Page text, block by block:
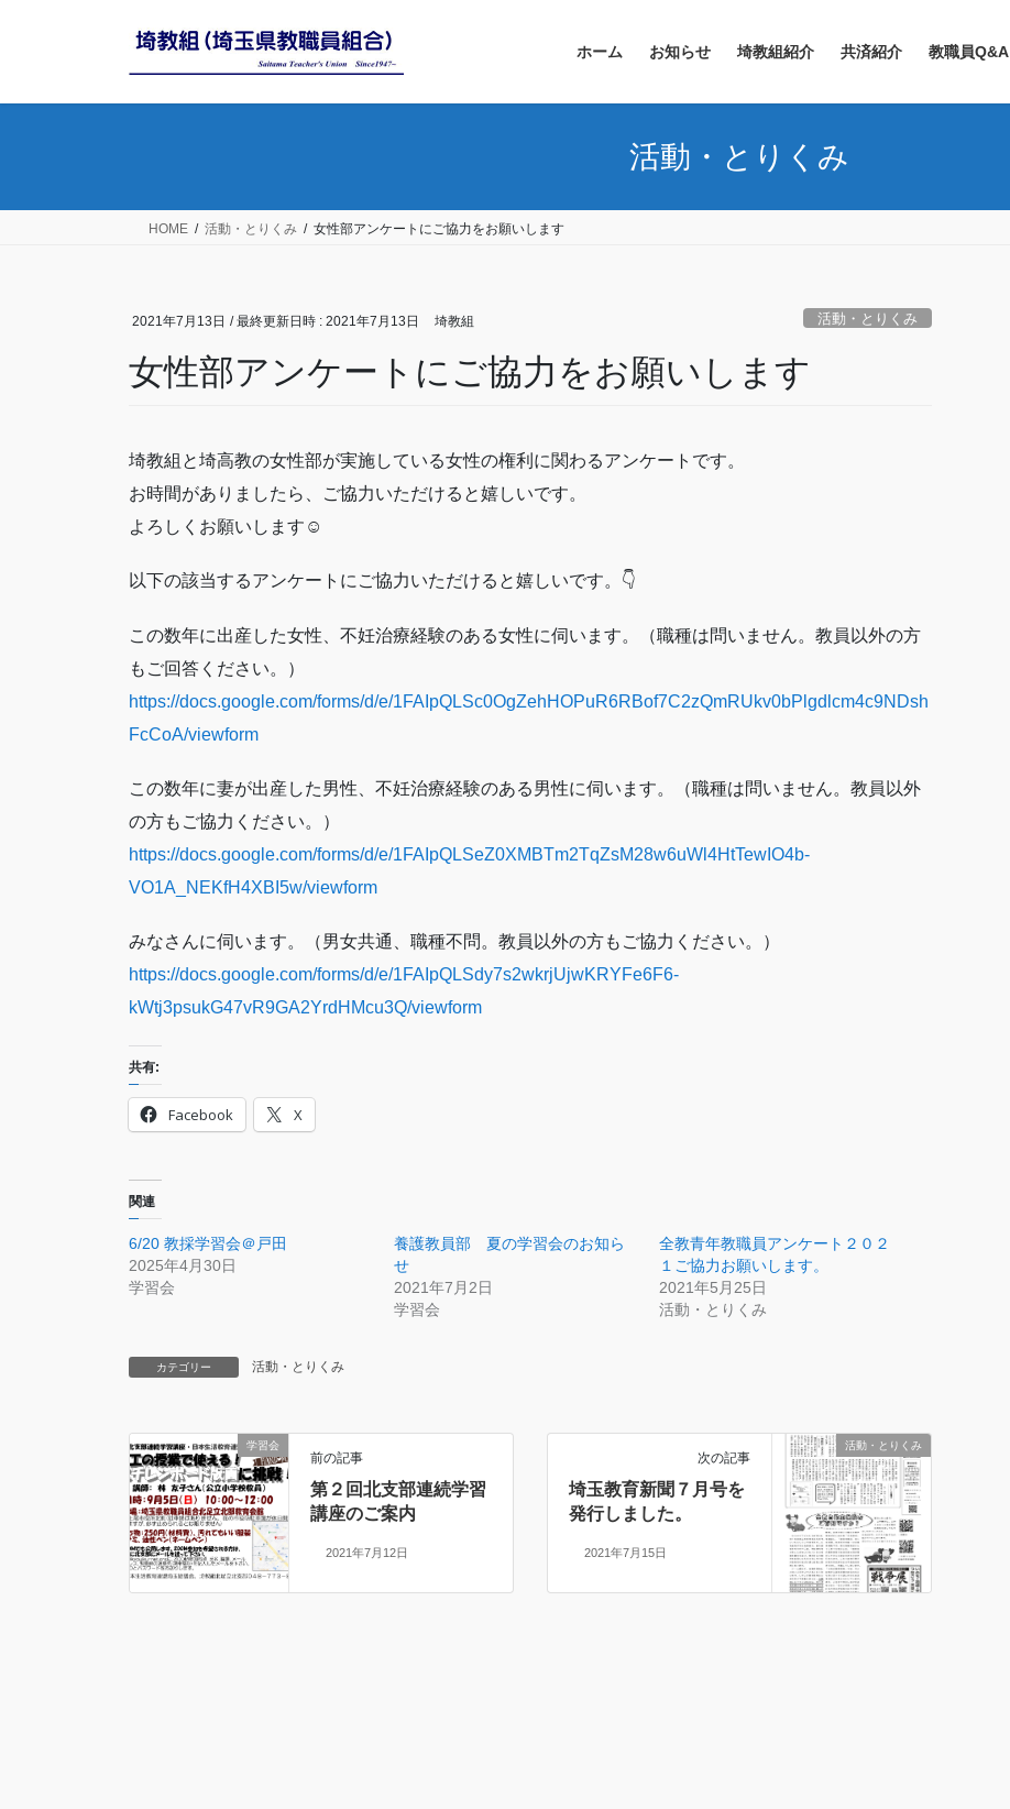
ホーム お知らせ 埼教組紹介 共済紹介 教職員Q&A
活動・とりくみ
HOME 活動・とりくみ 女性部アンケートにご協力をお願いします
2021年7月13日 / 最終更新日時 : 2021年7月13日 埼教組 活動・とりくみ
女性部アンケートにご協力をお願いします
埼教組と埼高教の女性部が実施している女性の権利に関わるアンケートです。
お時間がありましたら、ご協力いただけると嬉しいです。
よろしくお願いします☺
以下の該当するアンケートにご協力いただけると嬉しいです。👇
この数年に出産した女性、不妊治療経験のある女性に伺います。（職種は問いません。教員以外の方
もご回答ください。）
https://docs.google.com/forms/d/e/1FAIpQLSc0OgZehHOPuR6RBof7C2zQmRUkv0bPlgdlcm4c9NDsh
FcCoA/viewform
この数年に妻が出産した男性、不妊治療経験のある男性に伺います。（職種は問いません。教員以外
の方もご協力ください。）
https://docs.google.com/forms/d/e/1FAIpQLSeZ0XMBTm2TqZsM28w6uWl4HtTewIO4b-
VO1A_NEKfH4XBI5w/viewform
みなさんに伺います。（男女共通、職種不問。教員以外の方もご協力ください。）
https://docs.google.com/forms/d/e/1FAIpQLSdy7s2wkrjUjwKRYFe6F6-
kWtj3psukG47vR9GA2YrdHMcu3Q/viewform
共有:
Facebook X
関連
6/20 教採学習会＠戸田
2025年4月30日
学習会
養護教員部 夏の学習会のお知ら
せ
2021年7月2日
学習会
全教青年教職員アンケート２０２
１ご協力お願いします。
2021年5月25日
活動・とりくみ
カテゴリー 活動・とりくみ
学習会
前の記事
第２回北支部連続学習
講座のご案内
2021年7月12日
活動・とりくみ
次の記事
埼玉教育新聞７月号を
発行しました。
2021年7月15日